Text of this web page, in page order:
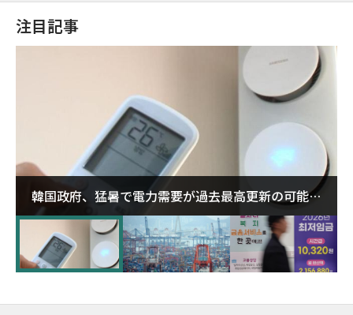
注目記事
韓国政府、猛暑で電力需要が過去最高更新の可能性
に需給対応体制を点検